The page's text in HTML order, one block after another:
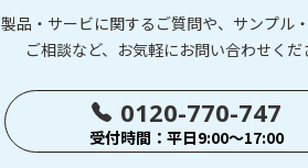
製品・サービに関するご質問や、サンプル
ご相談など、お気軽にお問い合わせくだ
0120-770-747
受付時間：平日9:00～17:00